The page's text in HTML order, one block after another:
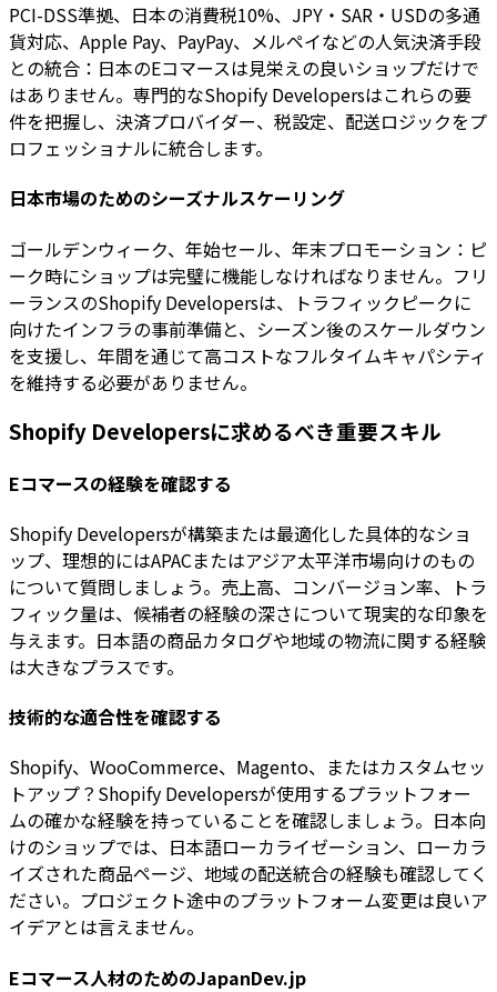
PCI-DSS準拠、日本の消費税10%、JPY・SAR・USDの多通
貨対応、Apple Pay、PayPay、メルペイなどの人気決済手段
との統合：日本のEコマースは見栄えの良いショップだけで
はありません。専門的なShopify Developersはこれらの要
件を把握し、決済プロバイダー、税設定、配送ロジックをプ
ロフェッショナルに統合します。
日本市場のためのシーズナルスケーリング
ゴールデンウィーク、年始セール、年末プロモーション：ピ
ーク時にショップは完璧に機能しなければなりません。フリ
ーランスのShopify Developersは、トラフィックピークに
向けたインフラの事前準備と、シーズン後のスケールダウン
を支援し、年間を通じて高コストなフルタイムキャパシティ
を維持する必要がありません。
Shopify Developersに求めるべき重要スキル
Eコマースの経験を確認する
Shopify Developersが構築または最適化した具体的なショ
ップ、理想的にはAPACまたはアジア太平洋市場向けのもの
について質問しましょう。売上高、コンバージョン率、トラ
フィック量は、候補者の経験の深さについて現実的な印象を
与えます。日本語の商品カタログや地域の物流に関する経験
は大きなプラスです。
技術的な適合性を確認する
Shopify、WooCommerce、Magento、またはカスタムセッ
トアップ？Shopify Developersが使用するプラットフォー
ムの確かな経験を持っていることを確認しましょう。日本向
けのショップでは、日本語ローカライゼーション、ローカラ
イズされた商品ページ、地域の配送統合の経験も確認してく
ださい。プロジェクト途中のプラットフォーム変更は良いア
イデアとは言えません。
Eコマース人材のためのJapanDev.jp